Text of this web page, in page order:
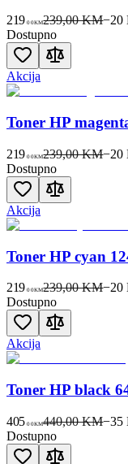
219 00KM239,00 KM−20
Dostupno
Akcija
Toner HP
219 00KM239,00 KM−20
Dostupno
Akcija
Toner HP cyan
219 00KM239,00 KM−20
Dostupno
Akcija
Toner HP black
405 00KM440,00 KM−35
Dostupno